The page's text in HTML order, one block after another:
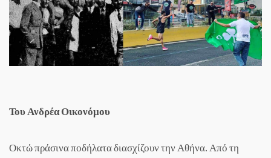
Του Ανδρέα Οικονόμου
Οκτώ πράσινα ποδήλατα διασχίζουν την Αθήνα. Από τη